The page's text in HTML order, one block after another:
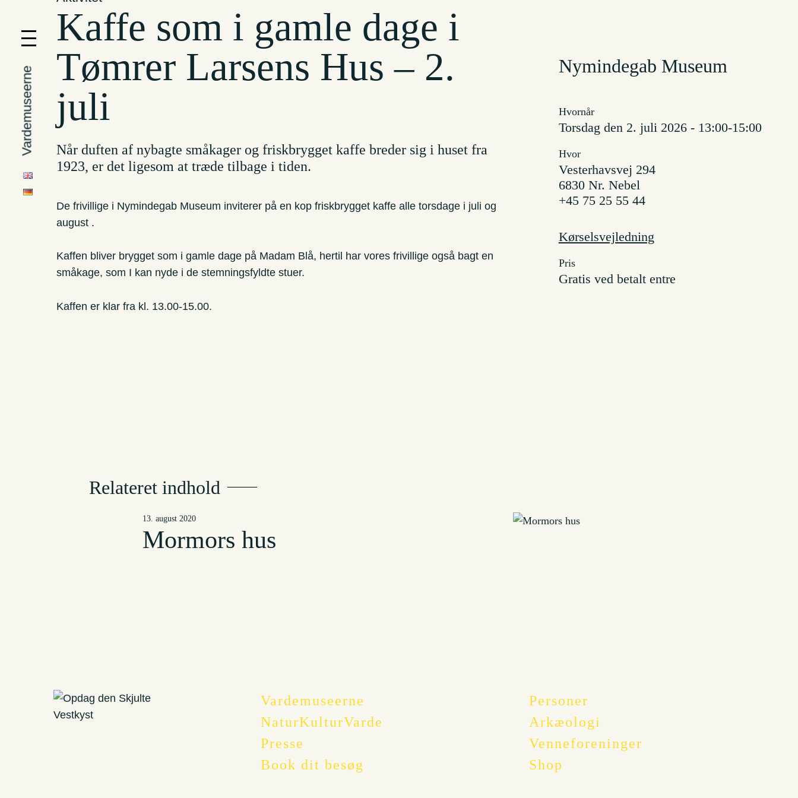
Vardemuseerne
Kaffe som i gamle dage i
Tømrer Larsens Hus – 2.
juli
Når duften af nybagte småkager og friskbrygget kaffe breder sig i huset fra
1923, er det ligesom at træde tilbage i tiden.
De frivillige i Nymindegab Museum inviterer på en kop friskbrygget kaffe alle torsdage i juli og
august .
Kaffen bliver brygget som i gamle dage på Madam Blå, hertil har vores frivillige også bagt en
småkage, som I kan nyde i de stemningsfyldte stuer.
Kaffen er klar fra kl. 13.00-15.00.
Nymindegab Museum
Hvornår
torsdag den 2. juli 2026 - 13:00-15:00
Hvor
Vesterhavsvej 294
6830 Nr. Nebel
+45 75 25 55 44
Kørselsvejledning
Pris
Gratis ved betalt entre
Relateret indhold
13. august 2020
Mormors hus
Vardemuseerne
Personer
NaturKulturVarde
Arkæologi
Presse
Venneforeninger
Book dit besøg
Shop